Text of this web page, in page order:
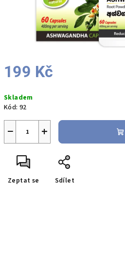
199 Kč
cena:
Skladem
Kód: 92
+
−
Zeptat se Sdílet